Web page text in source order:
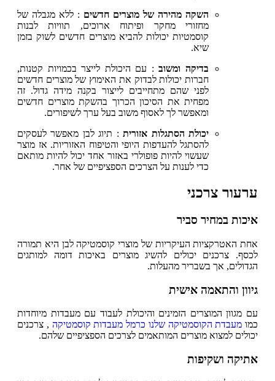
השקה מהירה של מוצרים חדשים : ללא מגבלה של
מחזורי מחקר ופיתוח ארוכים, תוויות לבנות
קוסמטיות יכולות להביא מוצרים חדשים לשוק בזמן
שיא.
בדיקה ומשוב: עם היכולת לייצר בכמויות קטנות,
חברות יכולות לבדוק את האימוץ של מוצרים חדשים
לפני שהם מתחייבים לייצור בקנה מידה גדול. זה
מפחית את הסיכון הכרוך בהשקת מוצרים חדשים
ומאפשר לך לאסוף משוב בעל ערך לשיפורים.
יכולת הסתגלות אזורית: תיוג לבן מאפשר לעסקים
להסתגל להעדפות היופי והטיפוח האזוריות. אז מוצר
שעשוי להיות פופולרי באזור אחד יכול להיות מותאם
כדי לענות על הצרכים הספציפיים של אחר.
ערעור צרכני
איכות במחיר סביר
אחת האטרקציות העיקריות של מוצרי קוסמטיקה לבן היא תמורה
לכסף. צרכנים יכולים להשיג מוצרים באיכות דומה למותגים
הגדולים, אך בשבריר מהעלות.
גיוון והתאמה אישית
עם מגוון המוצרים הזמינים והיכולת לעבוד עם מעבדות מיוחדות
כמו מעבדת הקוסמטיקה שלנו כרמל מעבדות קוסמטיקה , צרכנים
יכולים למצוא מוצרים המותאמים לצרכים הספציפיים שלהם.
אתיקה ושקיפות